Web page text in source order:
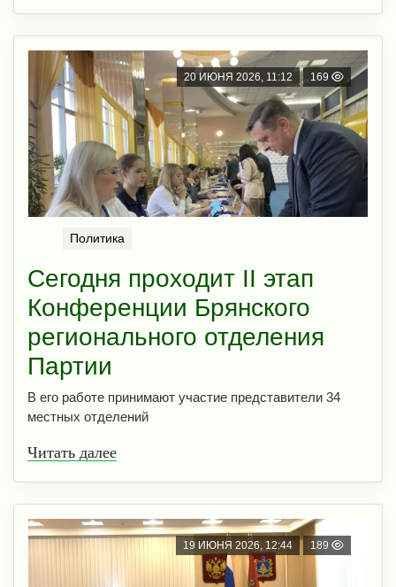
20 ИЮНЯ 2026, 11:12 169
Политика
Сегодня проходит II этап
Конференции Брянского
регионального отделения
Партии
В его работе принимают участие представители 34
местных отделений
Читать далее
19 ИЮНЯ 2026, 12:44 189